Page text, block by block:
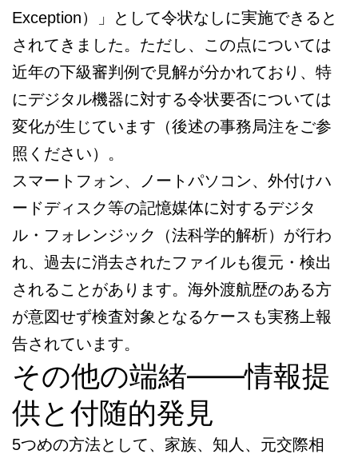
Exception）」として令状なしに実施できると
されてきました。ただし、この点については
近年の下級審判例で見解が分かれており、特
にデジタル機器に対する令状要否については
変化が生じています（後述の事務局注をご参
照ください）。
スマートフォン、ノートパソコン、外付けハ
ードディスク等の記憶媒体に対するデジタ
ル・フォレンジック（法科学的解析）が行わ
れ、過去に消去されたファイルも復元・検出
されることがあります。海外渡航歴のある方
が意図せず検査対象となるケースも実務上報
告されています。
その他の端緒——情報提
供と付随的発見
5つめの方法として、家族、知人、元交際相